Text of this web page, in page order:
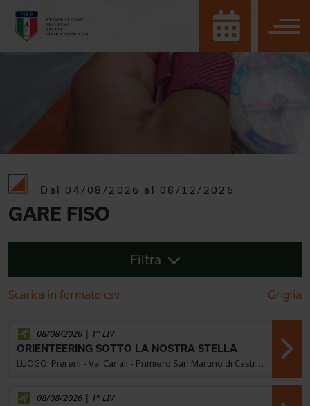
Dal 04/08/2026 al 08/12/2026
GARE FISO
Filtra
Scarica in formato csv Griglia
08/08/2026 | 1° LIV
ORIENTEERING SOTTO LA NOSTRA STELLA
LUOGO: Piereni - Val Canali - Primiero San Martino di Castrozza (TN)
08/08/2026 | 1° LIV